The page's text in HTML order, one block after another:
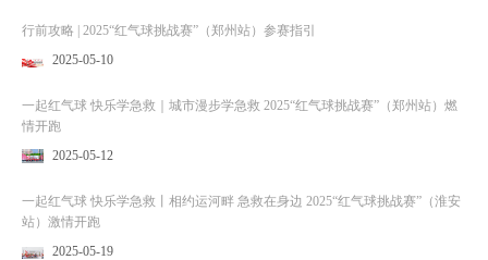
行前攻略 | 2025“红气球挑战赛”（郑州站）参赛指引
2025-05-10
一起红气球 快乐学急救｜城市漫步学急救 2025“红气球挑战赛”（郑州站）燃
情开跑
2025-05-12
一起红气球 快乐学急救丨相约运河畔 急救在身边 2025“红气球挑战赛”（淮安
站）激情开跑
2025-05-19